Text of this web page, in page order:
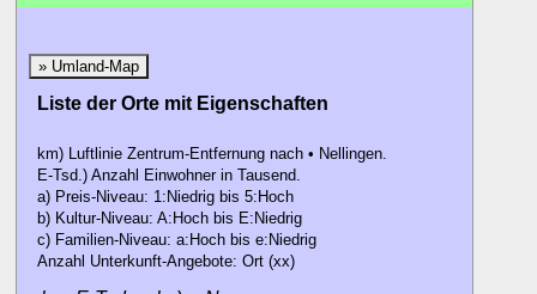
» Umland-Map
Liste der Orte mit Eigenschaften
km) Luftlinie Zentrum-Entfernung nach • Nellingen.
E-Tsd.) Anzahl Einwohner in Tausend.
a) Preis-Niveau: 1:Niedrig bis 5:Hoch
b) Kultur-Niveau: A:Hoch bis E:Niedrig
c) Familien-Niveau: a:Hoch bis e:Niedrig
Anzahl Unterkunft-Angebote: Ort (xx)